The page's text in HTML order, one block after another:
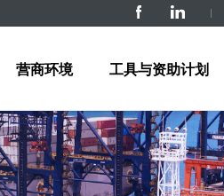
营商环境 工具与资助计划